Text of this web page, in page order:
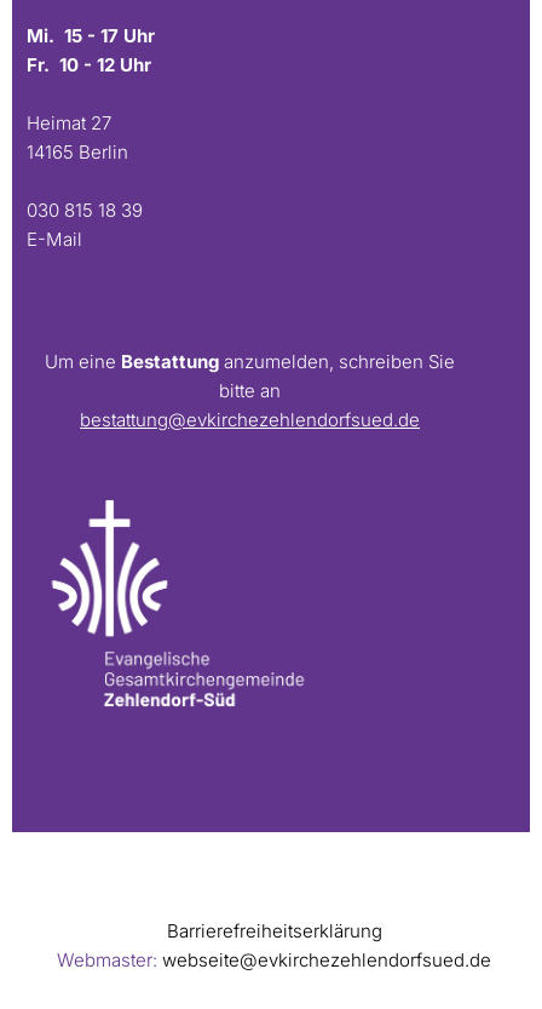
Mi. 15 - 17 Uhr
Fr. 10 - 12 Uhr
Heimat 27
14165 Berlin
030 815 18 39
E-Mail
Um eine Bestattung anzumelden, schreiben Sie
bitte an
bestattung@evkirchezehlendorfsued.de
Barrierefreiheitserklärung
Webmaster: webseite@evkirchezehlendorfsued.de